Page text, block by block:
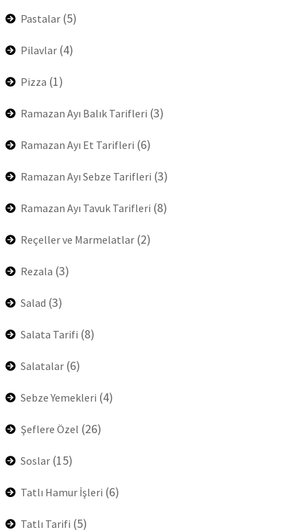
Pastalar (5)
Pilavlar (4)
Pizza (1)
Ramazan Ayı Balık Tarifleri (3)
Ramazan Ayı Et Tarifleri (6)
Ramazan Ayı Sebze Tarifleri (3)
Ramazan Ayı Tavuk Tarifleri (8)
Reçeller ve Marmelatlar (2)
Rezala (3)
Salad (3)
Salata Tarifi (8)
Salatalar (6)
Sebze Yemekleri (4)
Şeflere Özel (26)
Soslar (15)
Tatlı Hamur İşleri (6)
Tatlı Tarifi (5)